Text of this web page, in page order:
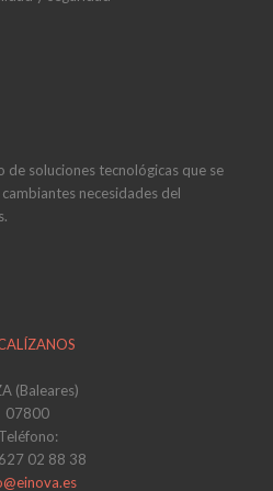
soluciones tecnológicas que se
necesidades del
(Baleares)
07800
Teléfono:
02 88 38